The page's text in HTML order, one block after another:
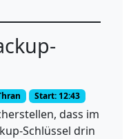
Start: 12:43
dass im
Schlüssel drin